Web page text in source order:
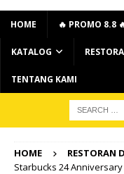
HOME 🔥 PROMO 8.8
KATALOG
TENTANG KAMI
HOME RESTORAN
Starbucks 24 Anniversary